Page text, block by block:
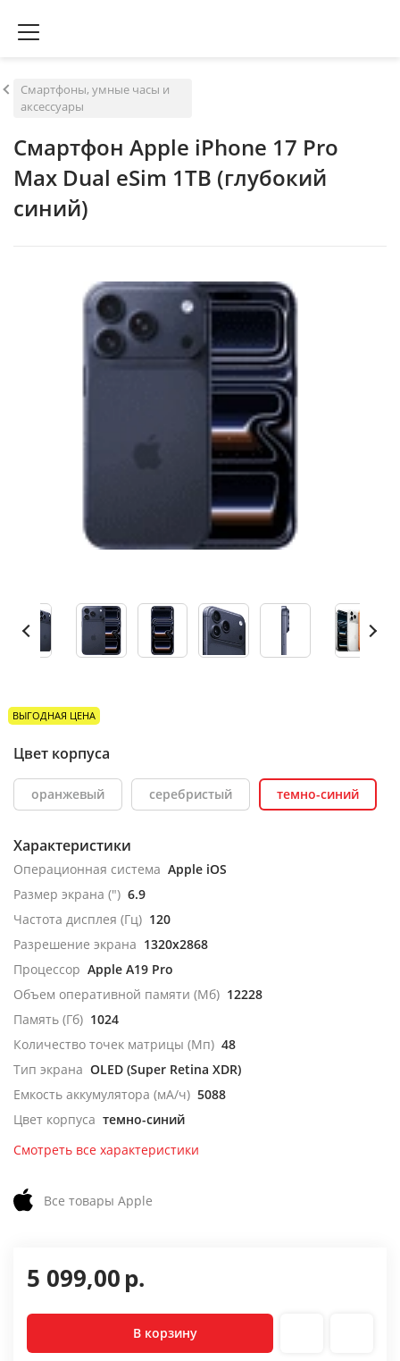
Смартфоны, умные часы и
аксессуары
Смартфон Apple iPhone 17 Pro
Max Dual eSim 1TB (глубокий
синий)
ВЫГОДНАЯ ЦЕНА
Цвет корпуса
оранжевый серебристый темно-синий
Характеристики
Операционная система Apple iOS
Размер экрана (") 6.9
Частота дисплея (Гц) 120
Разрешение экрана 1320x2868
Процессор Apple A19 Pro
Объем оперативной памяти (Мб) 12228
Память (Гб) 1024
Количество точек матрицы (Мп) 48
Тип экрана OLED (Super Retina XDR)
Емкость аккумулятора (мА/ч) 5088
Цвет корпуса темно-синий
Смотреть все характеристики
Все товары Apple
5 099,00р.
В корзину